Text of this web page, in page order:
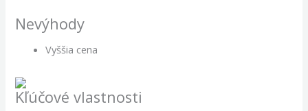
Nevýhody
Vyššia cena
Kľúčové vlastnosti